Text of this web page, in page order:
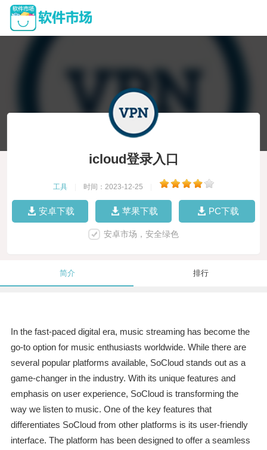
icloud登录入口
工具 时间：2023-12-25
安卓下载 苹果下载 PC下载
安卓市场，安全绿色
简介 排行
In the fast-paced digital era, music streaming has become the
go-to option for music enthusiasts worldwide. While there are
several popular platforms available, SoCloud stands out as a
game-changer in the industry. With its unique features and
emphasis on user experience, SoCloud is transforming the
way we listen to music. One of the key features that
differentiates SoCloud from other platforms is its user-friendly
interface. The platform has been designed to offer a seamless